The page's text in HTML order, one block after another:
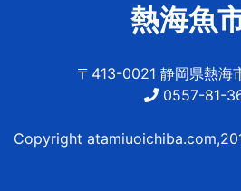
熱海魚
〒413-0021 静岡県熱海
0557-81-
Copyright